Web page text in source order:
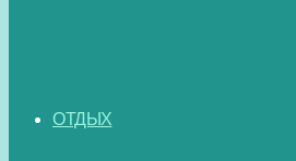
ОТДЫХ